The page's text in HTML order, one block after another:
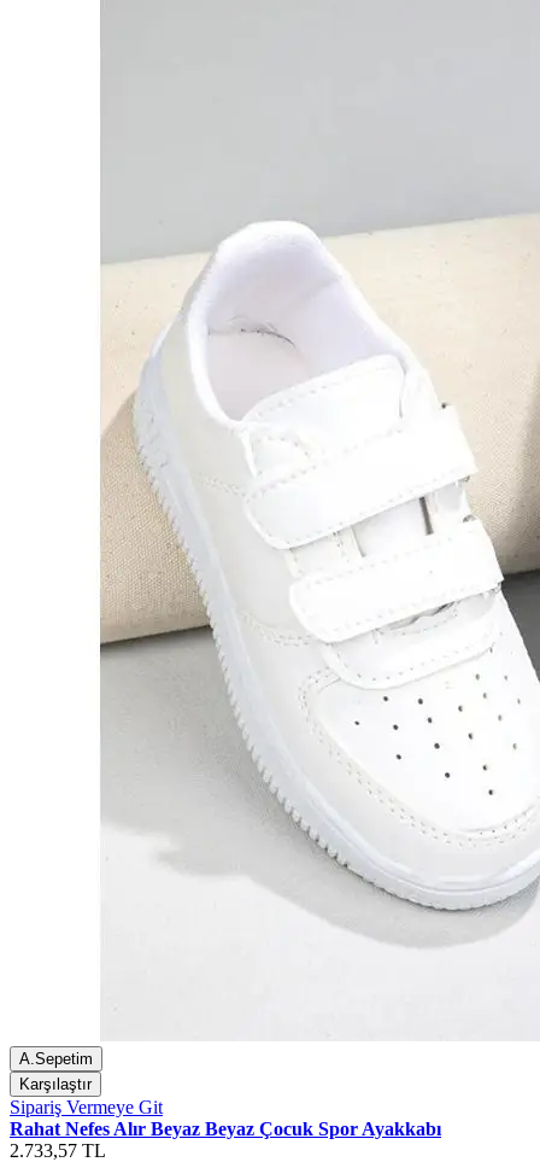
A.Sepetim
Karşılaştır
Sipariş Vermeye Git
Rahat Nefes Alır Beyaz Beyaz Çocuk Spor Ayakkabı
2.733,57 TL